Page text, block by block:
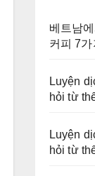
베트남
커피 7가
Luyện
hỏi từ
Luyện
hỏi từ